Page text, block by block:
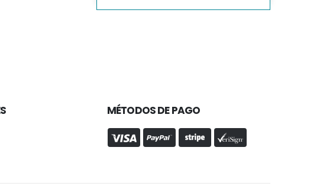
MÉTODOS DE PAGO